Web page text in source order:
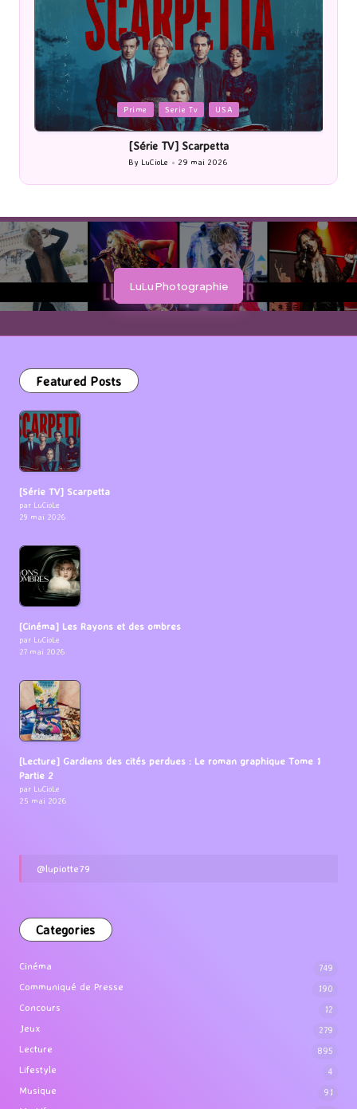
Posted
in
Prime Serie Tv USA
[Série TV] Scarpetta
Posted
by
By LuCioLe 29 mai 2026
LuLu Photographie
Featured Posts
[Série TV] Scarpetta
par LuCioLe
29 mai 2026
[Cinéma] Les Rayons et des ombres
par LuCioLe
27 mai 2026
[Lecture] Gardiens des cités perdues : Le roman graphique Tome 1
Partie 2
par LuCioLe
25 mai 2026
@lupiotte79
Categories
Cinéma 749
Communiqué de Presse 190
Concours 12
Jeux 279
Lecture 895
Lifestyle 4
Musique 91